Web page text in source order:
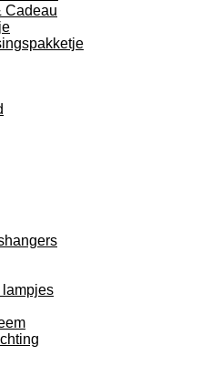
Cadeau
lampjes